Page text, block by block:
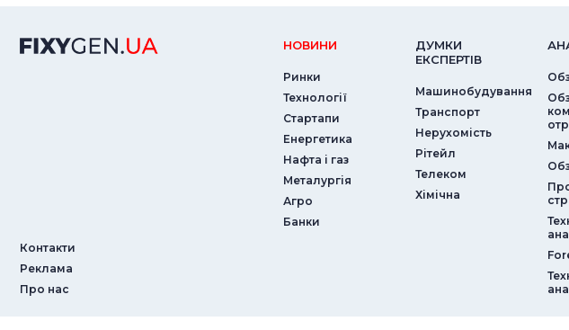
Контакти
Реклама
Про нас
НОВИНИ
Ринки
Технології
Стартапи
Енергетика
Нафта і газ
Металургія
Агро
Банки
ДУМКИ
ЕКСПЕРТIВ
Машинобудування
Транспорт
Нерухомість
Рітейл
Телеком
Хімічна